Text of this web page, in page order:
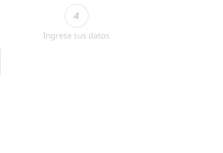
4
Ingrese sus datos